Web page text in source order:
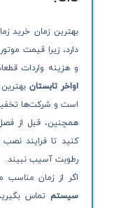
بهترین زمان خرید
دارد، زیرا قیمت
و هزینه واردات
اواخر تابستان
است و شرکت‌ها
همچنین، قبل از
کنید تا فرایند
رطوبت آسیب نبیند.
اگر از زمان مناسب
سیستم تماس